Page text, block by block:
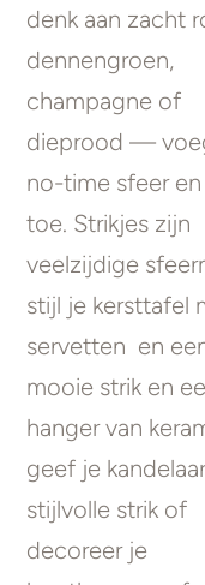
denk aan zacht
dennengroen,
champagne of
dieprood —
no-time sfeer
toe. Strikjes zijn
veelzijdige
stijl je kersttafel
servetten en
mooie strik en
hanger van
geef je
stijlvolle strik of
decoreer je